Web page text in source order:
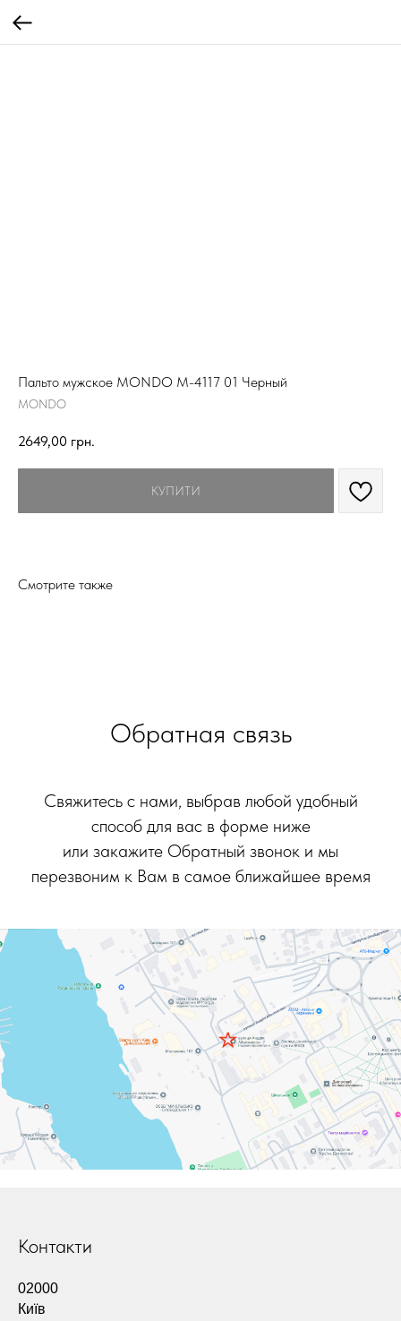
Пальто мужское MONDO M-4117 01 Черный
MONDO
2649,00 грн.
КУПИТИ
Смотрите также
Обратная связь
Свяжитесь с нами, выбрав любой удобный
способ для вас в форме ниже
или закажите Обратный звонок и мы
перезвоним к Вам в самое ближайшее время
Контакти
02000
Київ